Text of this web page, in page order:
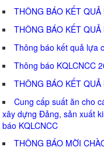
THÔNG BÁO KẾT
THÔNG BÁO KẾT
Thông báo kết quả lựa
Thông báo KQLCNCC
THÔNG BÁO KẾT
Cung cấp suất ăn cho
xây dựng Đảng, sản xuất
báo KQLCNCC
THÔNG BÁO MỜI